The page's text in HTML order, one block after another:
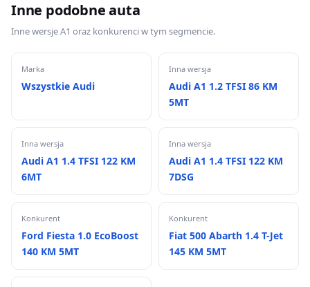
Inne podobne auta
Inne wersje A1 oraz konkurenci w tym segmencie.
Marka
Wszystkie Audi
Inna wersja
Audi A1 1.2 TFSI 86 KM
5MT
Inna wersja
Audi A1 1.4 TFSI 122 KM
6MT
Inna wersja
Audi A1 1.4 TFSI 122 KM
7DSG
Konkurent
Ford Fiesta 1.0 EcoBoost
140 KM 5MT
Konkurent
Fiat 500 Abarth 1.4 T-Jet
145 KM 5MT